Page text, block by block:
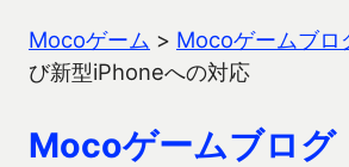
Mocoゲーム > Mocoゲームブロ
び新型iPhoneへの対応
Mocoゲームブログ